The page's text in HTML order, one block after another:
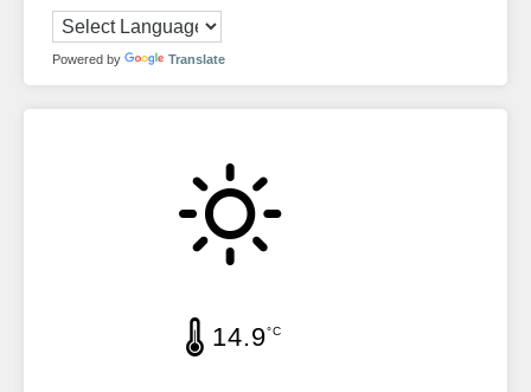
Powered by Translate
14.9°C